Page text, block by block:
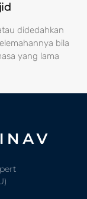
didedahkan
bila
yang lama